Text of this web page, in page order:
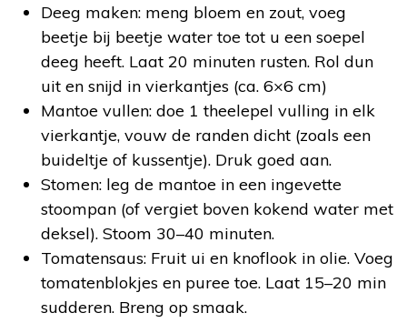
Deeg maken: meng bloem en zout, voeg
beetje bij beetje water toe tot u een soepel
deeg heeft. Laat 20 minuten rusten. Rol dun
uit en snijd in vierkantjes (ca. 6×6 cm)
Mantoe vullen: doe 1 theelepel vulling in elk
vierkantje, vouw de randen dicht (zoals een
buideltje of kussentje). Druk goed aan.
Stomen: leg de mantoe in een ingevette
stoompan (of vergiet boven kokend water met
deksel). Stoom 30–40 minuten.
Tomatensaus: Fruit ui en knoflook in olie. Voeg
tomatenblokjes en puree toe. Laat 15–20 min
sudderen. Breng op smaak.